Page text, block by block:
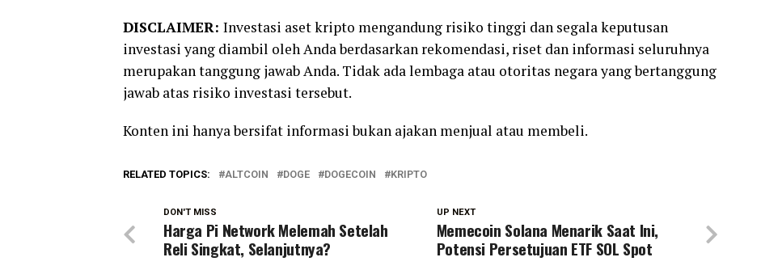
DISCLAIMER: Investasi aset kripto mengandung risiko tinggi dan segala keputusan
investasi yang diambil oleh Anda berdasarkan rekomendasi, riset dan informasi seluruhnya
merupakan tanggung jawab Anda. Tidak ada lembaga atau otoritas negara yang bertanggung
jawab atas risiko investasi tersebut.
Konten ini hanya bersifat informasi bukan ajakan menjual atau membeli.
RELATED TOPICS: ALTCOIN DOGE DOGECOIN KRIPTO
UP NEXT
Memecoin Solana Menarik Saat Ini,
Potensi Persetujuan ETF SOL Spot
DON'T MISS
Harga Pi Network Melemah Setelah
Reli Singkat, Selanjutnya?